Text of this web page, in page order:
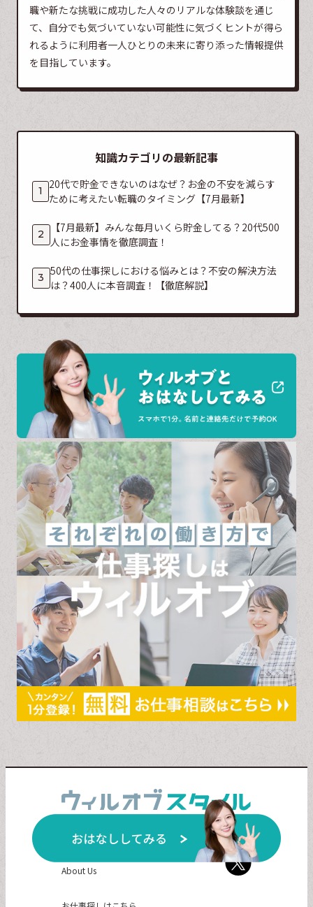
職や新たな挑戦に成功した人々のリアルな体験談を通じ
て、自分でも気づいていない可能性に気づくヒントが得ら
れるように利用者一人ひとりの未来に寄り添った情報提供
を目指しています。
知識カテゴリの最新記事
20代で貯金できないのはなぜ？お金の不安を減らす
ために考えたい転職のタイミング【7月最新】
【7月最新】みんな毎月いくら貯金してる？20代500
人にお金事情を徹底調査！
50代の仕事探しにおける悩みとは？不安の解決方法
は？400人に本音調査！【徹底解説】
About Us